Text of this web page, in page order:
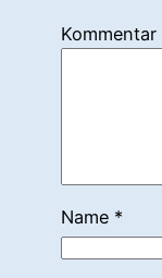
Kommentar
Name *